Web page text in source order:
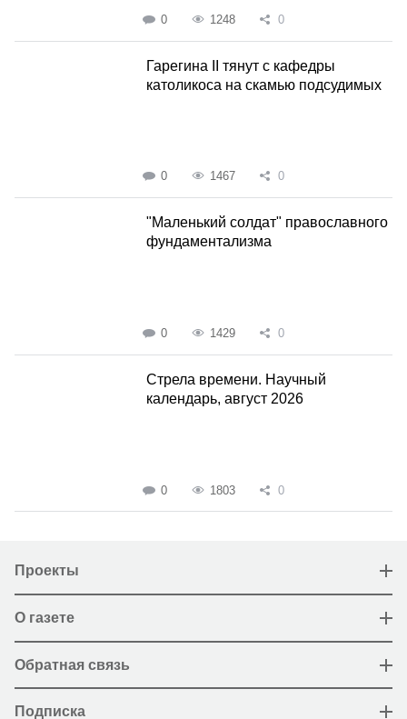
0 1248 0
Гарегина II тянут с кафедры
католикоса на скамью подсудимых
0 1467 0
"Маленький солдат" православного
фундаментализма
0 1429 0
Стрела времени. Научный
календарь, август 2026
0 1803 0
Проекты
О газете
Обратная связь
Подписка